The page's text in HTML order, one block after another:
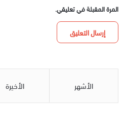
المرة المقبلة في تعليقي.
الأشهر الأخيرة